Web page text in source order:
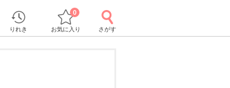
りれき お気に入り
0
さがす